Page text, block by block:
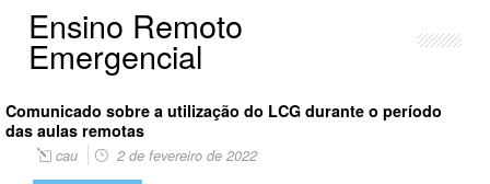
Ensino Remoto
Emergencial
Comunicado sobre a utilização do LCG durante o período
das aulas remotas
cau 2 de fevereiro de 2022